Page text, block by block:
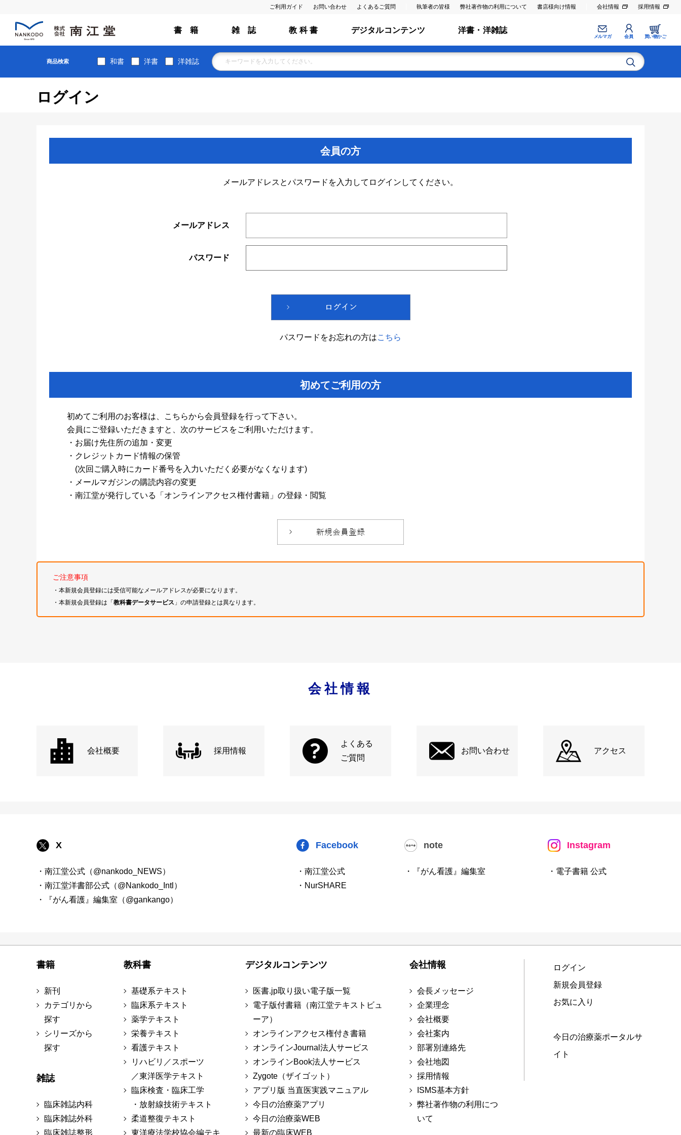
ご利用ガイド お問い合わせ よくあるご質問 執筆者の皆様 弊社著作物の利用について 書店様向け情報 会社情報 採用情報
書 籍 雑 誌 教 科 書 デジタルコンテンツ 洋書・洋雑誌
メルマガ 会員 買い物かご
商品検索 和書 洋書 洋雑誌
ログイン
会員の方
メールアドレスとパスワードを入力してログインしてください。
メールアドレス
パスワード
パスワードをお忘れの方はこちら
初めてご利用の方
初めてご利用のお客様は、こちらから会員登録を行って下さい。
会員にご登録いただきますと、次のサービスをご利用いただけます。
・お届け先住所の追加・変更
・クレジットカード情報の保管
(次回ご購入時にカード番号を入力いただく必要がなくなります)
・メールマガジンの購読内容の変更
・南江堂が発行している「オンラインアクセス権付書籍」の登録・閲覧
ご注意事項
・本新規会員登録には受信可能なメールアドレスが必要になります。
・本新規会員登録は「教科書データサービス 」の申請登録とは異なります。
会社情報
会社概要 採用情報
よくある
ご質問
お問い合わせ アクセス
X
・南江堂公式（@nankodo_NEWS）
・南江堂洋書部公式（@Nankodo_Intl）
・『がん看護』編集室（@gankango）
Facebook
・南江堂公式
・NurSHARE
note
・『がん看護』編集室
Instagram
・電子書籍 公式
書籍
新刊
カテゴリから
探す
シリーズから
探す
雑誌
臨床雑誌内科
臨床雑誌外科
臨床雑誌整形
教科書
基礎系テキスト
臨床系テキスト
薬学テキスト
栄養テキスト
看護テキスト
リハビリ／スポーツ
／東洋医学テキスト
臨床検査・臨床工学
・放射線技術テキスト
柔道整復テキスト
東洋療法学校協会編テキ
デジタルコンテンツ
医書.jp取り扱い電子版一覧
電子版付書籍（南江堂テキストビュ
ーア）
オンラインアクセス権付き書籍
オンラインJournal法人サービス
オンラインBook法人サービス
Zygote（ザイゴット）
アプリ版 当直医実践マニュアル
今日の治療薬アプリ
今日の治療薬WEB
最新の臨床WEB
会社情報
会長メッセージ
企業理念
会社概要
会社案内
部署別連絡先
会社地図
採用情報
ISMS基本方針
弊社著作物の利用につ
いて
ログイン
新規会員登録
お気に入り
今日の治療薬ポータルサ
イト